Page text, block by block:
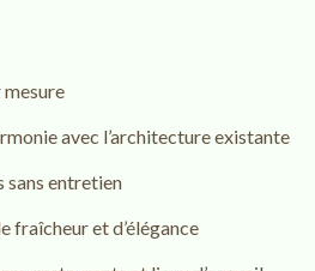
avec l’architecture existante
sans entretien
fraîcheur et d’élégance